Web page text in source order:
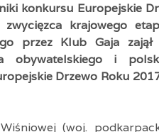
konkursu Europejskie
krajowego
przez Klub Gaja
obywatelskiego i
Drzewo Roku
(woj.